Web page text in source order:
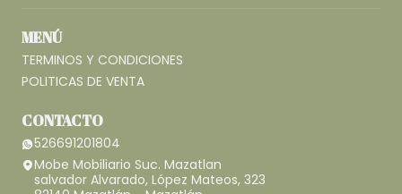
MENÚ
TERMINOS Y CONDICIONES
POLITICAS DE VENTA
CONTACTO
526691201804
Mobe Mobiliario Suc. Mazatlan
salvador Alvarado, López Mateos, 323